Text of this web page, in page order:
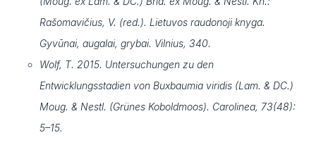
Rašomavičius, V. (red.). Lietuvos raudonoji knyga.
Gyvūnai, augalai, grybai. Vilnius, 340.
Wolf, T. 2015. Untersuchungen zu den
Entwicklungsstadien von Buxbaumia viridis (Lam. & DC.)
Moug. & Nestl. (Grünes Koboldmoos). Carolinea, 73(48):
5–15.